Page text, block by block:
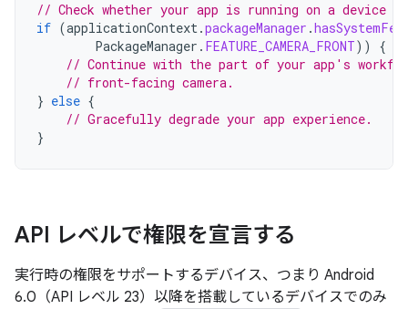
// Check whether your app is running on a device
if (applicationContext.packageManager .
PackageManager . FEATURE_CAMERA_FRONT))
{
// Continue with the part of your app's
// front-facing camera.
} else {
// Gracefully degrade your app experience.
}
API レベルで権限を宣言する
実行時の権限をサポートするデバイス、つまり Android
6.0（API レベル 23）以降を搭載しているデバイスでのみ